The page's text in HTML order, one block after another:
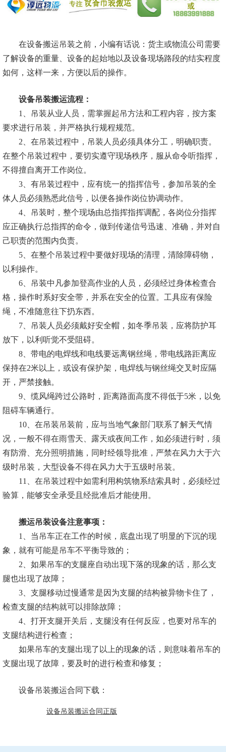
在设备搬运吊装之前，小编有话说：货主或物流公司需要
了解设备的重量、设备的起始地以及设备现场路段的结实程度
如何，这样一来，方便以后的操作。
设备吊装搬运流程：
1、吊装从业人员，需掌握起吊方法和工程内容，按方案
要求进行吊装，并严格执行规程规范。
2、在吊装过程中，吊装人员必须具体分工，明确职责。
在整个吊装过程中，要切实遵守现场秩序，服从命令听指挥，
不得擅自离开工作岗位。
3、有吊装过程中，应有统一的指挥信号，参加吊装的全
体人员必须熟悉此信号，以便各操作岗位协调动作。
4、吊装时，整个现场由总指挥指挥调配，各岗位分指挥
应正确执行总指挥的命令，做到传递信号迅速、准确，并对自
己职责的范围内负责。
5、在整个吊装过程中要做好现场的清理，清除障碍物，
以利操作。
6、吊装中凡参加登高作业的人员，必须经过身体检查合
格，操作时系好安全带，并系在安全的位置。工具应有保险
绳，不准随意往下扔东西。
7、吊装人员必须戴好安全帽，如冬季吊装，应将防护耳
放下，以利听觉不受阻碍。
8、带电的电焊线和电线要远离钢丝绳，带电线路距离应
保持在2米以上，或设有保护架，电焊线与钢丝绳交叉时应隔
开，严禁接触。
9、缆风绳跨过公路时，距离路面高度不得低于5米，以免
阻碍车辆通行。
10、在吊装吊装前，应与当地气象部门联系了解天气情
况，一般不得在雨雪天、露天或夜间工作，如必须进行时，须
有防滑、充分照明措施，同时经领导批准，严禁在风力大于六
级时吊装，大型设备不得在风力大于五级时吊装。
11、在吊装过程中如需利用构筑物系结索具时，必须经过
验算，能够安全承受且经批准后才能使用。
搬运吊装设备注意事项：
1、当吊车正在工作的时候，底盘出现了明显的下沉的现
象，就有可能是吊车不平衡导致的；
2、如果吊车的支腿座自动出现下落的现象的话，那么支
腿也出现了故障；
3、支腿移动过慢通常是因为支腿的结构被异物卡住了，
检查支腿的结构就可以排除故障；
4、打开支腿开关后，支腿没有任何反应，也要对吊车的
支腿结构进行检查；
如果吊车的支腿出现了以上的现象的话，则意味着吊车的
支腿出现了故障，要及时的进行检查和修复；
设备吊装搬运合同下载：
设备吊装搬运合同正版